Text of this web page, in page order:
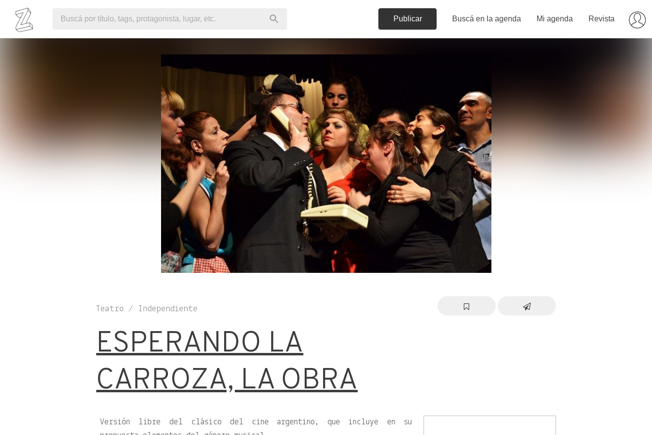
Publicar Buscá en la agenda Mi agenda Revista
Teatro / Independiente
ESPERANDO LA
CARROZA, LA OBRA
Versión libre del clásico del cine argentino, que incluye en su